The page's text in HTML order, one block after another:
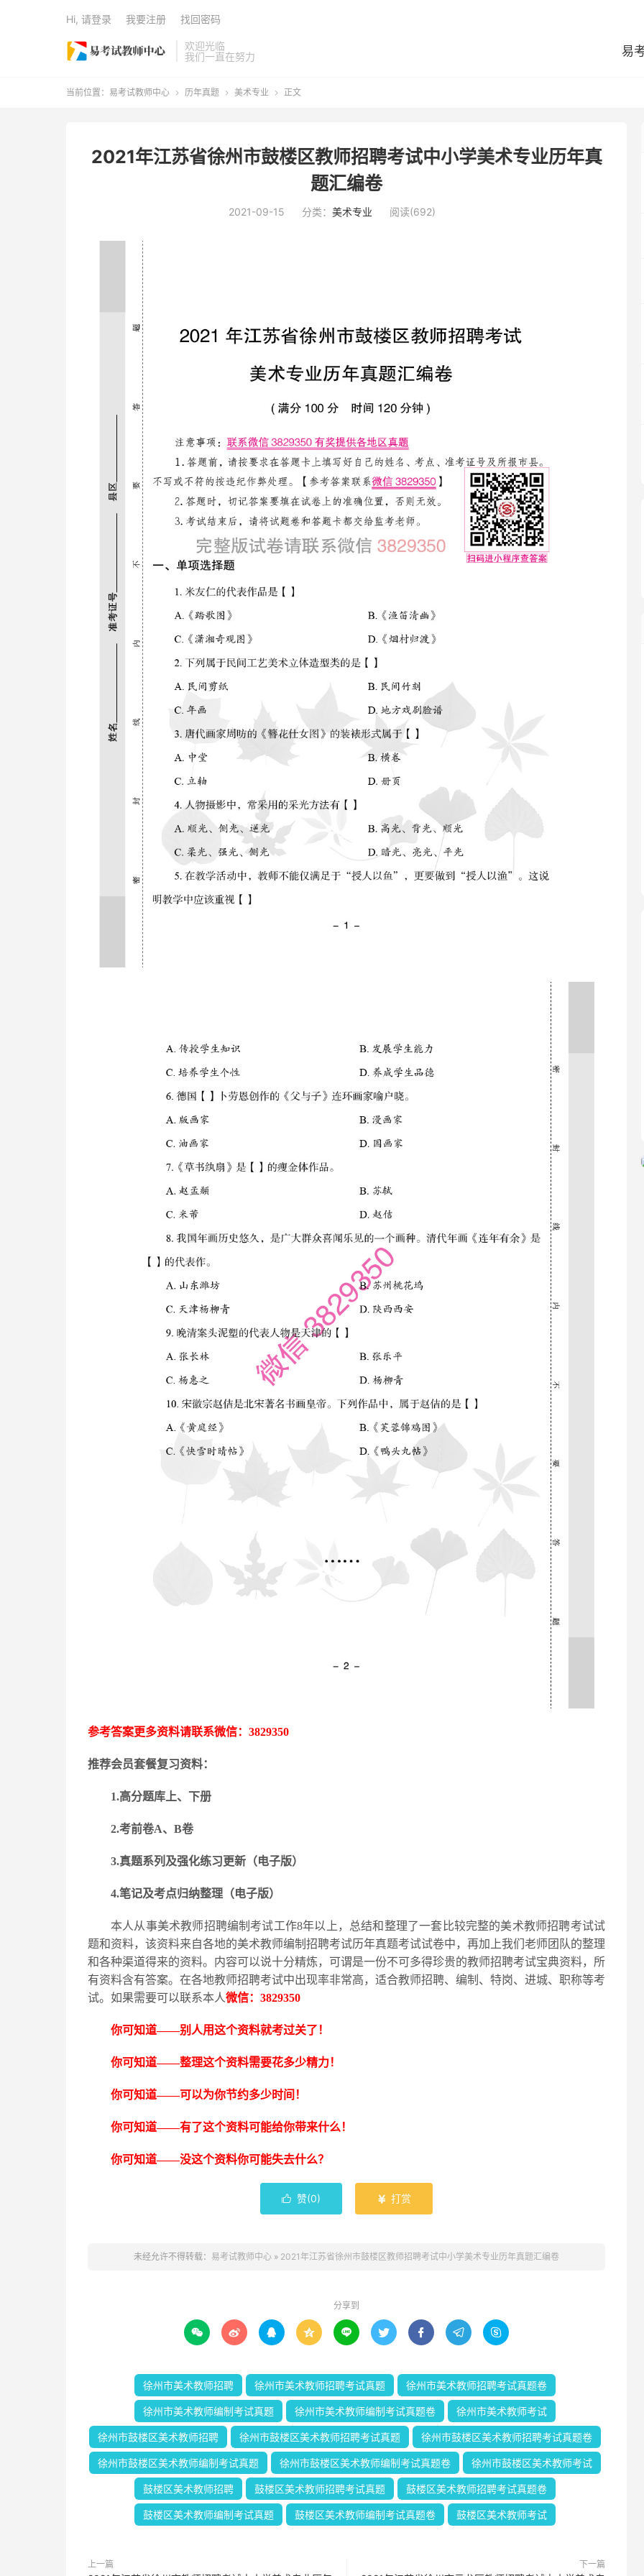
欢迎光临
我们一直在努力
易
Hi, 请登录 我要注册 找回密码
当前位置： 易考试教师中心  历年真题  美术专业  正文
2021年江苏省徐州市鼓楼区教师招聘考试中小学美术专业历年真
题汇编卷
2021-09-15 分类： 美术专业 阅读(692)
参考答案更多资料请联系微信： 3829350
推荐会员套餐复习资料：
1.高分题库上、下册
2.考前卷A、B卷
3.真题系列及强化练习更新 （电子版）
4.笔记及考点归纳整理（电子版）
本人从事美术教师招聘编制考试工作8年以上，总结和整理了一套比较完整的美术教师招聘考试试
题和资料，该资料来自各地的美术教师编制招聘考试历年真题考试试卷中，再加上我们老师团队的整理
和各种渠道得来的资料。内容可以说十分精炼，可谓是一份不可多得珍贵的教师招聘考试宝典资料，所
有资料含有答案。在各地教师招聘考试中出现率非常高，适合教师招聘、编制、特岗、进城、职称等考
试。如果需要可以联系本人微信： 3829350
你可知道——别人用这个资料就考过关了！
你可知道——整理这个资料需要花多少精力！
你可知道——可以为你节约多少时间！
你可知道——有了这个资料可能给你带来什么！
你可知道——没这个资料你可能失去什么？
 赞(0)  打赏
未经允许不得转载： 易考试教师中心 » 2021年江苏省徐州市鼓楼区教师招聘考试中小学美术专业历年真题汇编卷
分享到
        
徐州市美术教师招聘 徐州市美术教师招聘考试真题 徐州市美术教师招聘考试真题卷
徐州市美术教师编制考试真题 徐州市美术教师编制考试真题卷 徐州市美术教师考试
徐州市鼓楼区美术教师招聘 徐州市鼓楼区美术教师招聘考试真题 徐州市鼓楼区美术教师招聘考试真题卷
徐州市鼓楼区美术教师编制考试真题 徐州市鼓楼区美术教师编制考试真题卷 徐州市鼓楼区美术教师考试
鼓楼区美术教师招聘 鼓楼区美术教师招聘考试真题 鼓楼区美术教师招聘考试真题卷
鼓楼区美术教师编制考试真题 鼓楼区美术教师编制考试真题卷 鼓楼区美术教师考试
上一篇 下一篇